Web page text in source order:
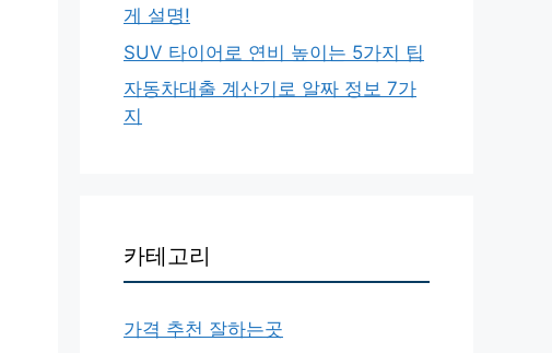
게 설명!
SUV 타이어로 연비 높이는 5가지 팁
자동차대출 계산기로 알짜 정보 7가
지
카테고리
가격 추천 잘하는곳